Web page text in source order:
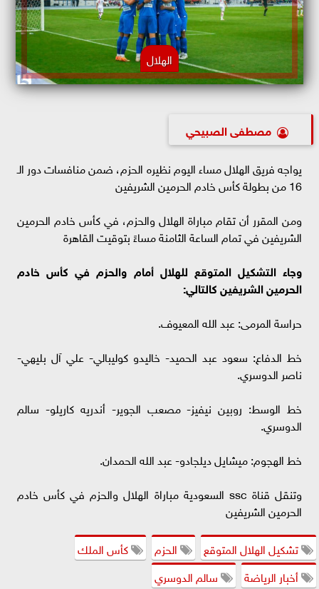
الهلال
مصطفى الصبيحي
يواجه فريق الهلال مساء اليوم نظيره الحزم، ضمن منافسات دور الـ
16 من بطولة كأس خادم الحرمين الشريفين
ومن المقرر أن تقام مباراة الهلال والحزم، في كأس خادم الحرمين
الشريفين في تمام الساعة الثامنة مساءً بتوقيت القاهرة
وجاء التشكيل المتوقع للهلال أمام والحزم في كأس خادم
الحرمين الشريفين كالتالي:
حراسة المرمى: عبد الله المعيوف.
خط الدفاع: سعود عبد الحميد- خاليدو كوليبالي- علي آل بليهي-
ناصر الدوسري.
خط الوسط: روبين نيفيز- مصعب الجوير- أندريه كاريلو- سالم
الدوسري.
خط الهجوم: ميشايل ديلجادو- عبد الله الحمدان.
وتنقل قناة ssc السعودية مباراة الهلال والحزم في كأس خادم
الحرمين الشريفين
تشكيل الهلال المتوقع
الحزم
كأس الملك
أخبار الرياضة
سالم الدوسري